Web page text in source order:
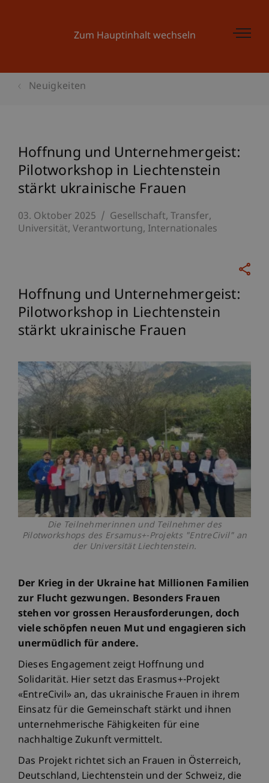
Zum Hauptinhalt wechseln
Neuigkeiten
Hoffnung und Unternehmergeist:
Pilotworkshop in Liechtenstein
stärkt ukrainische Frauen
03. Oktober 2025 Gesellschaft Transfer
Universität Verantwortung Internationales
Hoffnung und Unternehmergeist:
Pilotworkshop in Liechtenstein
stärkt ukrainische Frauen
Die Teilnehmerinnen und Teilnehmer des
Pilotworkshops des Ersamus+-Projekts "EntreCivil" an
der Universität Liechtenstein.
Der Krieg in der Ukraine hat Millionen Familien
zur Flucht gezwungen. Besonders Frauen
stehen vor grossen Herausforderungen, doch
viele schöpfen neuen Mut und engagieren sich
unermüdlich für andere.
Dieses Engagement zeigt Hoffnung und
Solidarität. Hier setzt das Erasmus+-Projekt
«EntreCivil» an, das ukrainische Frauen in ihrem
Einsatz für die Gemeinschaft stärkt und ihnen
unternehmerische Fähigkeiten für eine
nachhaltige Zukunft vermittelt.
Das Projekt richtet sich an Frauen in Österreich,
Deutschland, Liechtenstein und der Schweiz, die